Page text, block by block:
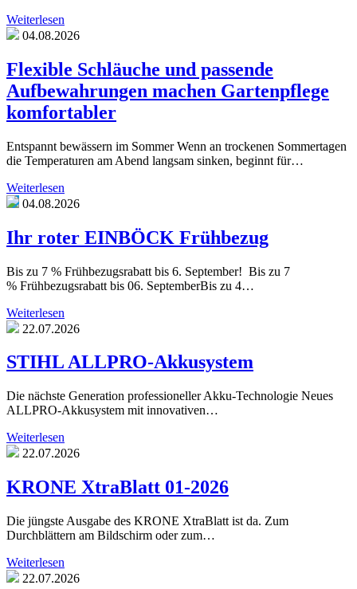
Weiterlesen
04.08.2026
Flexible Schläuche und passende
Aufbewahrungen machen Gartenpflege
komfortabler
Entspannt bewässern im Sommer Wenn an trockenen Sommertagen
die Temperaturen am Abend langsam sinken, beginnt für…
Weiterlesen
04.08.2026
Ihr roter EINBÖCK Frühbezug
Bis zu 7 % Frühbezugsrabatt bis 6. September! Bis zu 7
% Frühbezugsrabatt bis 06. SeptemberBis zu 4…
Weiterlesen
22.07.2026
STIHL ALLPRO-Akkusystem
Die nächste Generation professioneller Akku-Technologie Neues
ALLPRO-Akkusystem mit innovativen…
Weiterlesen
22.07.2026
KRONE XtraBlatt 01-2026
Die jüngste Ausgabe des KRONE XtraBlatt ist da. Zum
Durchblättern am Bildschirm oder zum…
Weiterlesen
22.07.2026